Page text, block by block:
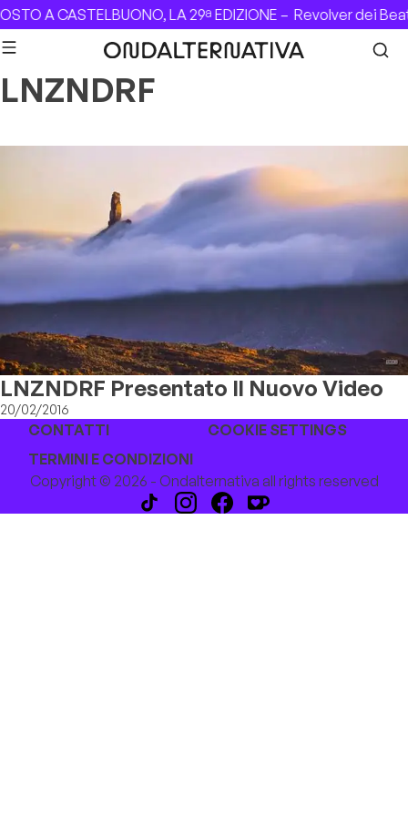
Skip to content
A CASTELBUONO, LA 29ª EDIZIONE – Revolver dei
LNZNDRF
LNZNDRF Presentato Il Nuovo Video
20/02/2016
CONTATTI
COOKIE SETTINGS
TERMINI E CONDIZIONI
Copyright © 2026 - Ondalternativa all rights reserved